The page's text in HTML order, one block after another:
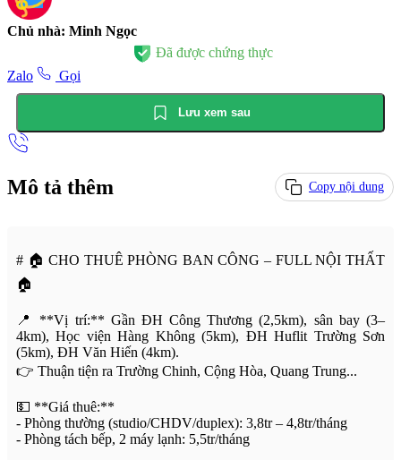
Chủ nhà: Minh Ngọc
Đã được chứng thực
Zalo
Gọi
Lưu xem sau
Mô tả thêm Copy nội dung
# 🏠 CHO THUÊ PHÒNG BAN CÔNG – FULL NỘI THẤT
🏠
📍 **Vị trí:** Gần ĐH Công Thương (2,5km), sân bay (3–
4km), Học viện Hàng Không (5km), ĐH Huflit Trường Sơn
(5km), ĐH Văn Hiến (4km).
👉 Thuận tiện ra Trường Chinh, Cộng Hòa, Quang Trung...
💵 **Giá thuê:**
- Phòng thường (studio/CHDV/duplex): 3,8tr – 4,8tr/tháng
- Phòng tách bếp, 2 máy lạnh: 5,5tr/tháng